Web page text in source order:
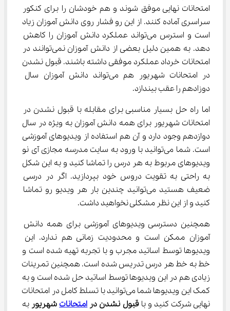
امتحانات نهایی موفق شوند و هم خودشان را برای کنکور
سراسری آماده کنند. از این رو فشار روی دانش آموزان زیاد
است و استرس می‌تواند عملکرد دانش آموزان را کاهش
دهد. به همین دلیل بعضی از دانش آموزان نمی‌توانند در
امتحانات خرداد عملکرد موفقی داشته باشند. قبول نشدن
در امتحانات شهریور هم می‌تواند دانش آموزان سال
دوزادهم را عقب بیندازد.
اما راه حل بسیار مناسبی برای مقابله با قبول نشدن در
امتحانات شهریور برای همه دانش آموزان به ویژه در سال
دوازدهم وجود دارد و آن هم استفاده از ویدیوهای آموزشی
است. شما می‌توانید با ورود به سایت مدرسه مجازی آی نو
ویدیوهای مربوط به هر درس را تماشا کنید و به این شکل
به راحتی به تقویت دروس خود بپردازید. اگر در درسی
ضعیف هستید می‌توانید چندین بار هر ویدیو رو تماشا
کنید و از این نظر مشکلی نخواهید داشت.
همچنین دسترسی ویدیوهای آموزشی برای همه دانش
آموزان ممکن است و محدودیت زمانی هم ندارد. این
ویدیوها توسط اساتید مجرب و با تجربه تهیه شده است و
خط به خط هر درس تدریس شده است. همچنین تمرینات
زیادی هم در این ویدیوها توسط اساتید حل شده است و به
کمک این ویدیوها شما می‌توانید با تسلط کامل در امتحانات
نهایی شرکت کنید و با قبول نشدن در امتحانات شهریور به